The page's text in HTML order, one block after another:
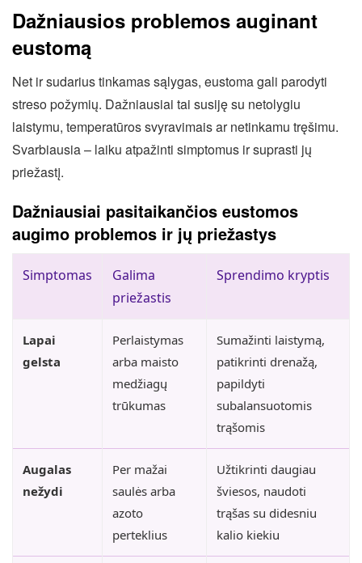
Dažniausios problemos auginant
eustomą
Net ir sudarius tinkamas sąlygas, eustoma gali parodyti
streso požymių. Dažniausiai tai susiję su netolygiu
laistymu, temperatūros svyravimais ar netinkamu tręšimu.
Svarbiausia – laiku atpažinti simptomus ir suprasti jų
priežastį.
Dažniausiai pasitaikančios eustomos
augimo problemos ir jų priežastys
Simptomas
Galima
priežastis
Sprendimo kryptis
Lapai
gelsta
Perlaistymas
arba maisto
medžiagų
trūkumas
Sumažinti laistymą,
patikrinti drenažą,
papildyti
subalansuotomis
trąšomis
Augalas
nežydi
Per mažai
saulės arba
azoto
perteklius
Užtikrinti daugiau
šviesos, naudoti
trąšas su didesniu
kalio kiekiu